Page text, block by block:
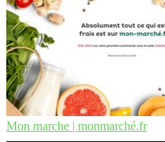
Mon marche | monmarché.fr